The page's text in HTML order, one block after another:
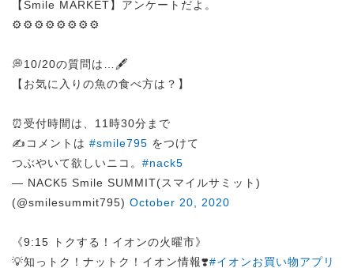
【Smile MARKET】アンケートだよ。
⚙️⚙️⚙️⚙️⚙️⚙️⚙️⚙️
💭10/20の質問は…🖋️
【お気に入りの魚の食べ方は？】
⏰受付時間は、11時30分まで
✍️コメントは #smile795 をつけて
つぶやいて欲しいニコ。 #nack5
— NACK5 Smile SUMMIT(スマイルサミット)
(@smilesummit795) October 20, 2020
《9:15 トクする！イオンの火曜市》
💡知っトク！ナットク！イオン情報❣️#イオンお買い物アプリ